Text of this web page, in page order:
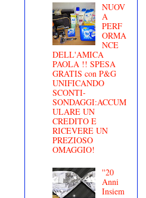
NUOV
A
PERF
ORMA
NCE
DELL'AMICA
PAOLA !! SPESA
GRATIS con P&G
UNIFICANDO
SCONTI-
SONDAGGI:ACCUM
ULARE UN
CREDITO E
RICEVERE UN
PREZIOSO
OMAGGIO!
''20
Anni
Insiem